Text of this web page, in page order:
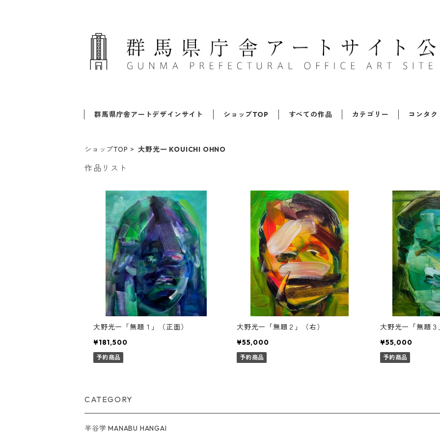
群馬県庁舎アートデザインサイト ショップTOP すべての作品 カテゴリー コンタク
ショップTOP 大野光一 KOUICHI OHNO
作品リスト
大野光一「無題１」（正面）
¥181,500
予約商品
大野光一「無題２」（右）
¥55,000
予約商品
大野光一「無題
¥55,000
予約商品
CATEGORY
半谷学 MANABU HANGAI